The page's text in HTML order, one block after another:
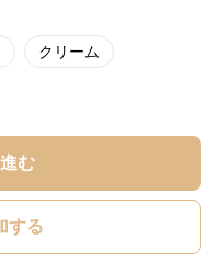
クリーム
む
する